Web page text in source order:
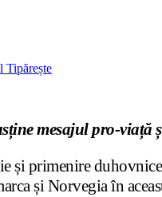
Tipărește
mesajul pro-
primenire
și Norvegia în